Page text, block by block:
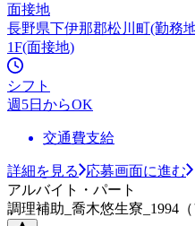
面接地
長野県下伊那郡松川町(勤務
1F(面接地)
シフト
週5日からOK
交通費支給
詳細を見る
応募画面に進む
アルバイト・パート
調理補助_喬木悠生寮_1994